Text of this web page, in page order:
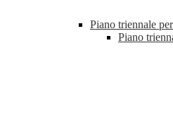
Piano triennale
Piano